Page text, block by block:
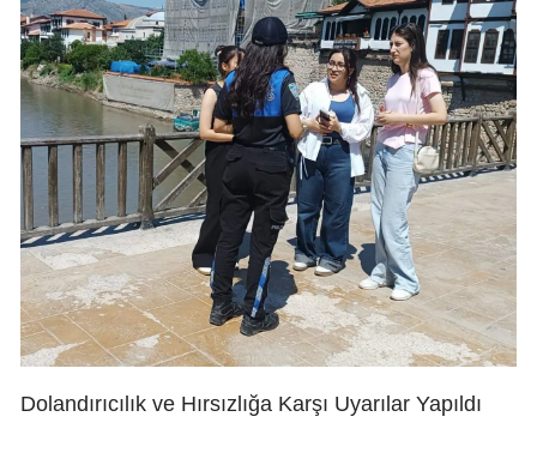
Dolandırıcılık ve Hırsızlığa Karşı Uyarılar Yapıldı